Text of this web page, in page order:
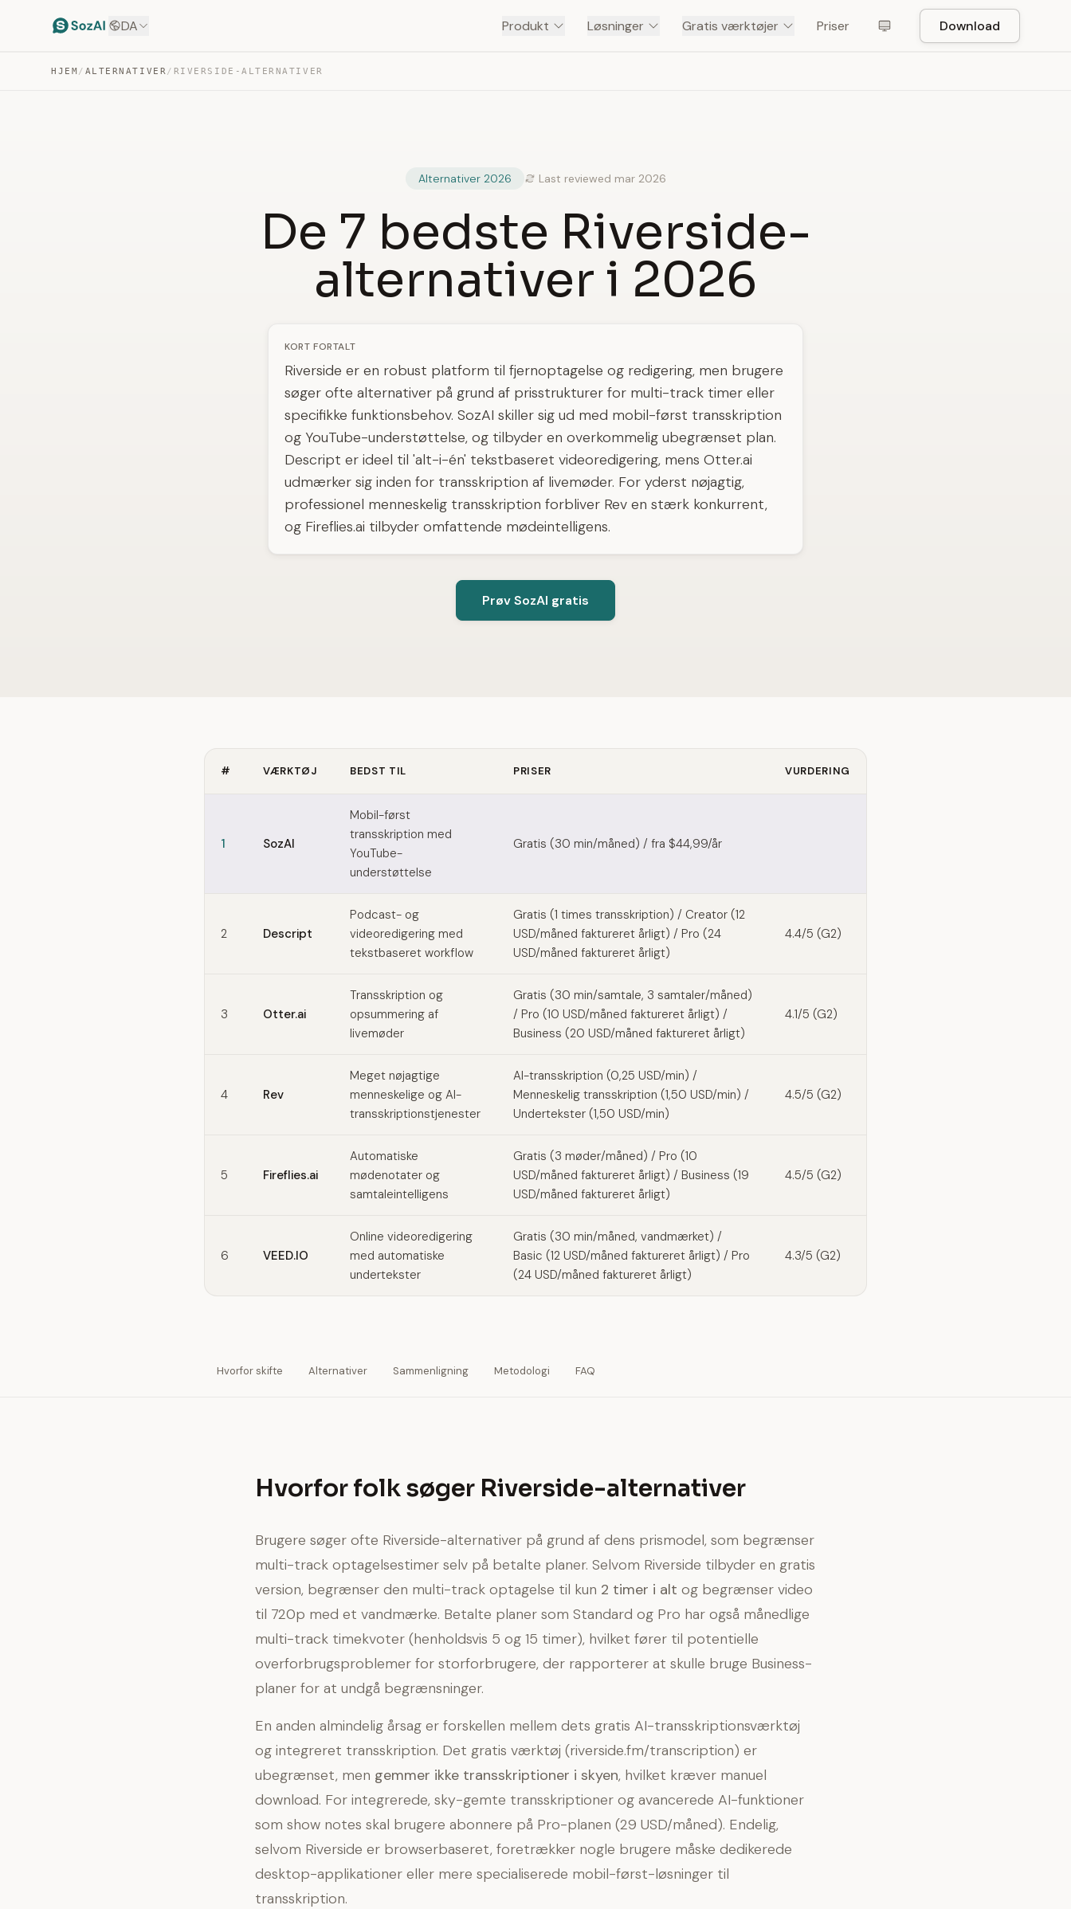
DA Produkt Løsninger Gratis værktøjer Priser Download
HJEM / ALTERNATIVER / RIVERSIDE-ALTERNATIVER
Alternativer 2026 Last reviewed mar 2026
De 7 bedste Riverside-
alternativer i 2026
KORT FORTALT
Riverside er en robust platform til fjernoptagelse og redigering, men brugere
søger ofte alternativer på grund af prisstrukturer for multi-track timer eller
specifikke funktionsbehov. SozAI skiller sig ud med mobil-først transskription
og YouTube-understøttelse, og tilbyder en overkommelig ubegrænset plan.
Descript er ideel til 'alt-i-én' tekstbaseret videoredigering, mens Otter.ai
udmærker sig inden for transskription af livemøder. For yderst nøjagtig,
professionel menneskelig transskription forbliver Rev en stærk konkurrent,
og Fireflies.ai tilbyder omfattende mødeintelligens.
Prøv SozAI gratis
# VÆRKTØJ BEDST TIL PRISER VURDERING
1 SozAI
Mobil-først
transskription med
YouTube-
understøttelse
Gratis (30 min/måned) / fra $44,99/år
2 Descript
Podcast- og
videoredigering med
tekstbaseret workflow
Gratis (1 times transskription) / Creator (12
USD/måned faktureret årligt) / Pro (24
USD/måned faktureret årligt)
4.4/5 (G2)
3 Otter.ai
Transskription og
opsummering af
livemøder
Gratis (30 min/samtale, 3 samtaler/måned)
/ Pro (10 USD/måned faktureret årligt) /
Business (20 USD/måned faktureret årligt)
4.1/5 (G2)
4 Rev
Meget nøjagtige
menneskelige og AI-
transskriptionstjenester
AI-transskription (0,25 USD/min) /
Menneskelig transskription (1,50 USD/min) /
Undertekster (1,50 USD/min)
4.5/5 (G2)
5 Fireflies.ai
Automatiske
mødenotater og
samtaleintelligens
Gratis (3 møder/måned) / Pro (10
USD/måned faktureret årligt) / Business (19
USD/måned faktureret årligt)
4.5/5 (G2)
6 VEED.IO
Online videoredigering
med automatiske
undertekster
Gratis (30 min/måned, vandmærket) /
Basic (12 USD/måned faktureret årligt) / Pro
(24 USD/måned faktureret årligt)
4.3/5 (G2)
Hvorfor skifte Alternativer Sammenligning Metodologi FAQ
Hvorfor folk søger Riverside-alternativer
Brugere søger ofte Riverside-alternativer på grund af dens prismodel, som begrænser
multi-track optagelsestimer selv på betalte planer. Selvom Riverside tilbyder en gratis
version, begrænser den multi-track optagelse til kun 2 timer i alt og begrænser video
til 720p med et vandmærke. Betalte planer som Standard og Pro har også månedlige
multi-track timekvoter (henholdsvis 5 og 15 timer), hvilket fører til potentielle
overforbrugsproblemer for storforbrugere, der rapporterer at skulle bruge Business-
planer for at undgå begrænsninger.
En anden almindelig årsag er forskellen mellem dets gratis AI-transskriptionsværktøj
og integreret transskription. Det gratis værktøj (riverside.fm/transcription) er
ubegrænset, men gemmer ikke transskriptioner i skyen, hvilket kræver manuel
download. For integrerede, sky-gemte transskriptioner og avancerede AI-funktioner
som show notes skal brugere abonnere på Pro-planen (29 USD/måned). Endelig,
selvom Riverside er browserbaseret, foretrækker nogle brugere måske dedikerede
desktop-applikationer eller mere specialiserede mobil-først-løsninger til
transskription.